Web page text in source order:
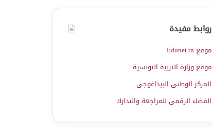
روابط مفيدة
موقع Edunet.tn
موقع وزارة التربية التونسية
المركز الوطني البيداغوجي
الفضاء الرقمي للمراجعة والتدارك